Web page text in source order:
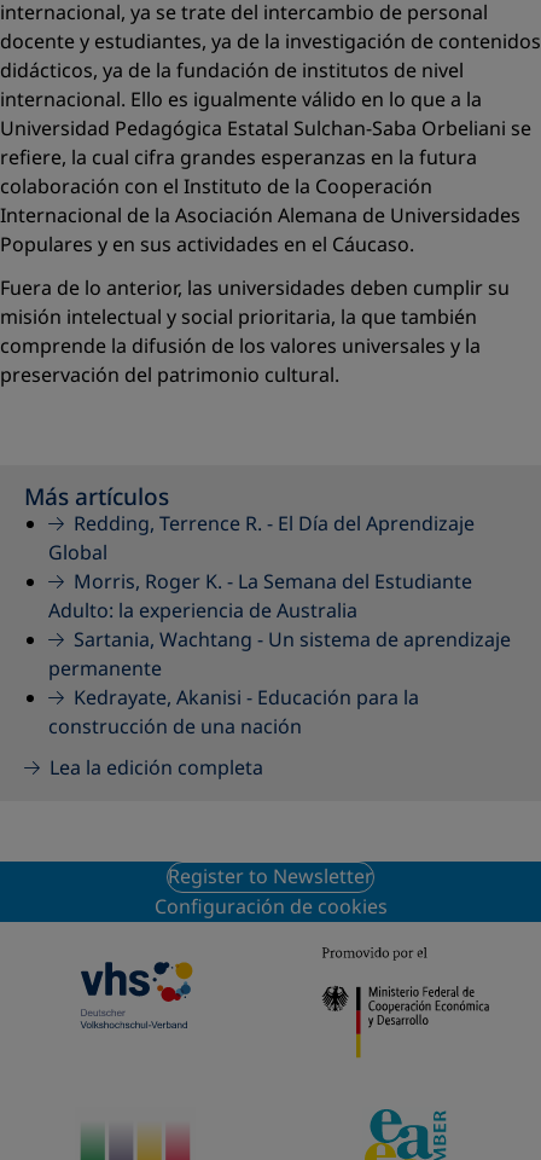
internacional, ya se trate del ­intercambio de personal
docente y estudiantes, ya de la investigación de contenidos
didácticos, ya de la fundación de institutos de nivel
internacional. Ello es igualmente válido en lo que a la
Universidad ­Pedagógica Estatal Sulchan-Saba Orbeliani se
refiere, la cual cifra grandes esperanzas en la futura
colaboración con el Instituto de la Cooperación
Internacional de la Asociación Alemana de Universidades
Populares y en sus actividades en el Cáucaso.
Fuera de lo anterior, las universidades deben cumplir su
misión intelectual y social prioritaria, la que también
comprende la difusión de los valores universales y la
preservación del patrimonio cultural.
Más artículos
Redding, Terrence R. - El Día del Aprendizaje
Global
Morris, Roger K. - La Semana del Estudiante
Adulto: la experiencia de Australia
Sartania, Wachtang - Un sistema de aprendizaje
permanente
Kedrayate, Akanisi - Educación para la
construcción de una nación
Lea la edición completa
Register to Newsletter
Configuración de cookies